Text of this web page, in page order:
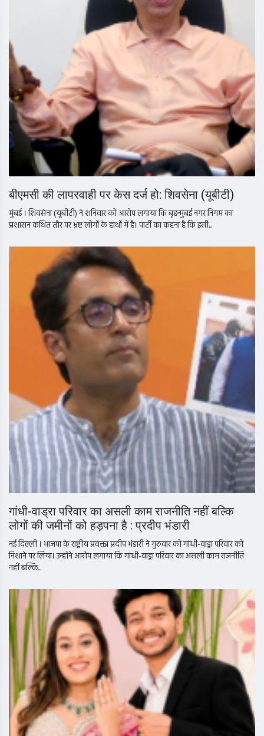
बीएमसी की लापरवाही पर केस दर्ज हो: शिवसेना (यूबीटी)
मुंबई । शिवसेना (यूबीटी) ने शनिवार को आरोप लगाया कि बृहन्मुंबई नगर निगम का
प्रशासन कथित तौर पर भ्रष्ट लोगों के हाथों में है। पार्टी का कहना है कि इसी...
गांधी-वाड्रा परिवार का असली काम राजनीति नहीं बल्कि
लोगों की जमीनों को हड़पना है : प्रदीप भंडारी
नई दिल्ली । भाजपा के राष्ट्रीय प्रवक्ता प्रदीप भंडारी ने गुरुवार को गांधी-वाड्रा परिवार को
निशाने पर लिया। उन्होंने आरोप लगाया कि गांधी-वाड्रा परिवार का असली काम राजनीति
नहीं बल्कि...